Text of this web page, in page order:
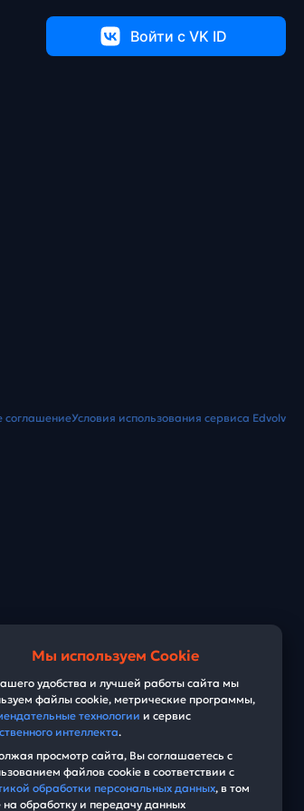
Войти c VK ID
соглашениеУсловия использования сервиса Edvolv
Мы используем Cookie
удобства и лучшей работы сайта мы
файлы cookie, метрические программы,
технологии и сервис
интеллекта.
просмотр сайта, Вы соглашаетесь с
файлов cookie в соответствии с
обработки персональных данных, в том
на обработку и передачу данных